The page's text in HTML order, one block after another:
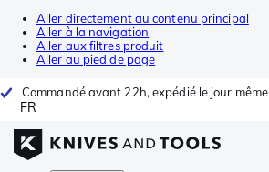
Aller directement au contenu principal
Aller à la navigation
Aller aux filtres produit
Aller au pied de page
Commandé avant 22h, expédié le jour même
FR